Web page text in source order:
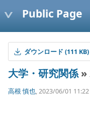
Public Page
ダウンロード (111 KB)
大学・研究関係»
高根 慎也, 2023/06/01 11:22